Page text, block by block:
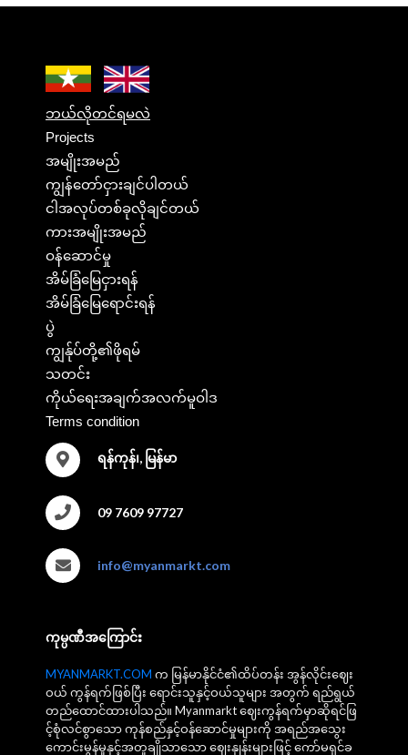
ဘယ်လိုတင်ရမလဲ
Projects
အမျိုးအမည်
ကျွန်တော်ငှားချင်ပါတယ်
ငါအလုပ်တစ်ခုလိုချင်တယ်
ကားအမျိုးအမည်
ဝန်ဆောင်မှု
အိမ်ခြံမြေငှားရန်
အိမ်ခြံမြေရောင်းရန်
ပွဲ
ကျွန်ုပ်တို့၏ဖိုရမ်
သတင်း
ကိုယ်ရေးအချက်အလက်မူဝါဒ
Terms condition
ရန်ကုန်၊, မြန်မာ
09 7609 97727
info@myanmarkt.com
ကုမ္ပဏီအကြောင်း
MYANMARKT.COM က မြန်မာနိုင်ငံ၏ထိပ်တန်း အွန်လိုင်းဈေး
ဝယ် ကွန်ရက်ဖြစ်ပြီး ရောင်းသူနှင့်ဝယ်သူများ အတွက် ရည်ရွယ်
တည်ထောင်ထားပါသည်။ Myanmarkt ဈေးကွန်ရက်မှာဆိုရင်ဖြ
င့်စုံလင်စွာသော ကုန်စည်နှင့်ဝန်ဆောင်မှုများကို အရည်အသွေး
ကောင်းမွန်မှုနှင့်အတူချိုသာသော ဈေးနှုန်းများဖြင့် ကော်မရှင်ခ